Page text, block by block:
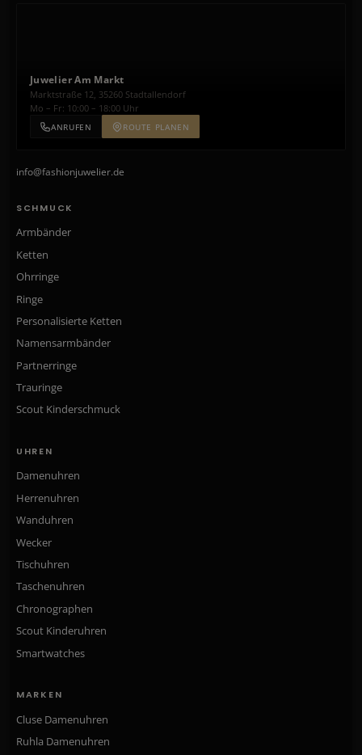
Juwelier Am Markt
Marktstraße 12, 35260 Stadtallendorf
Mo – Fr: 10:00 – 18:00 Uhr
ANRUFEN ROUTE PLANEN
info@fashionjuwelier.de
SCHMUCK
Armbänder
Ketten
Ohrringe
Ringe
Personalisierte Ketten
Namensarmbänder
Partnerringe
Trauringe
Scout Kinderschmuck
UHREN
Damenuhren
Herrenuhren
Wanduhren
Wecker
Tischuhren
Taschenuhren
Chronographen
Scout Kinderuhren
Smartwatches
MARKEN
Cluse Damenuhren
Ruhla Damenuhren